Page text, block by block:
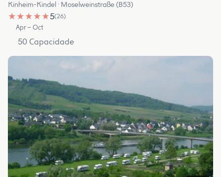
Kinheim-Kindel · Moselweinstraße (B53)
★ ★ ★ ★ ★5(26)
Apr – Oct
50 Capacidade